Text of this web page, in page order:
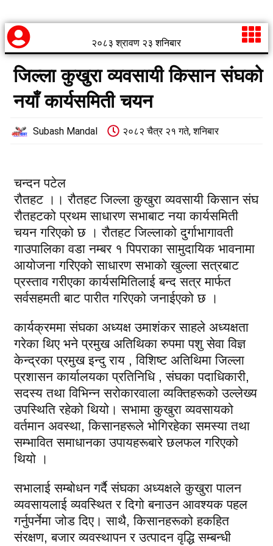
२०८३ श्रावण २३ शनिबार
जिल्ला कुखुरा व्यवसायी किसान संघको
नयाँ कार्यसमिती चयन
Subash Mandal २०८२ चैत्र २१ गते, शनिबार
चन्दन पटेल
रौतहट ।। रौतहट जिल्ला कुखुरा व्यवसायी किसान संघ
रौतहटको प्रथम साधारण सभाबाट नया कार्यसमिती
चयन गरिएको छ । रौतहट जिल्लाको दुर्गाभागावती
गाउपालिका वडा नम्बर १ पिपराका सामुदायिक भावनामा
आयोजना गरिएको साधारण सभाको खुल्ला सत्रबाट
प्रस्ताव गरीएका कार्यसमितिलाई बन्द सत्र मार्फत
सर्वसहमती बाट पारीत गरिएको जनाईएको छ ।
कार्यक्रममा संघका अध्यक्ष उमाशंकर साहले अध्यक्षता
गरेका थिए भने प्रमुख अतिथिका रुपमा पशु सेवा विज्ञ
केन्द्रका प्रमुख इन्दु राय , विशिष्ट अतिथिमा जिल्ला
प्रशासन कार्यालयका प्रतिनिधि , संघका पदाधिकारी,
सदस्य तथा विभिन्न सरोकारवाला व्यक्तिहरूको उल्लेख्य
उपस्थिति रहेको थियो। सभामा कुखुरा व्यवसायको
वर्तमान अवस्था, किसानहरूले भोगिरहेका समस्या तथा
सम्भावित समाधानका उपायहरूबारे छलफल गरिएको
थियो ।
सभालाई सम्बोधन गर्दै संघका अध्यक्षले कुखुरा पालन
व्यवसायलाई व्यवस्थित र दिगो बनाउन आवश्यक पहल
गर्नुपर्नेमा जोड दिए। साथै, किसानहरूको हकहित
संरक्षण, बजार व्यवस्थापन र उत्पादन वृद्धि सम्बन्धी